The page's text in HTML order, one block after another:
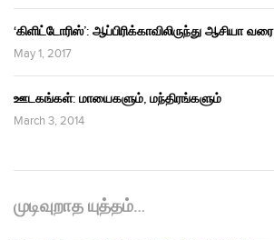
‘கிளிட்டோரிஸ்’: ஆப்பிரிக்காவிலிருந்து ஆசியா வரை
May 1, 2017
ஊடகங்கள்: மாயைகளும், மந்திரங்களும்
March 3, 2014
முடிவுறாத யுத்தம்…